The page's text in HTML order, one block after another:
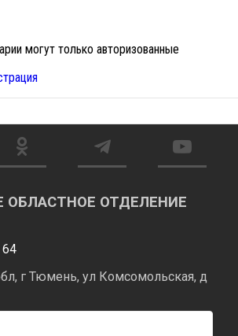
могут только авторизованные
ОБЛАСТНОЕ ОТДЕЛЕНИЕ
64
г Тюмень, ул Комсомольская, д